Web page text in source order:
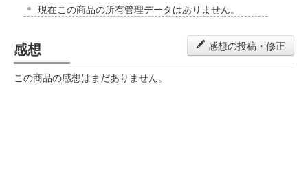
現在この商品の所有管理データはありません。
感想 感想の投稿・修正
この商品の感想はまだありません。